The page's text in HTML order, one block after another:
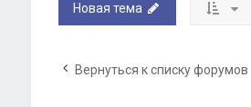
Новая тема
Вернуться к списку форумов